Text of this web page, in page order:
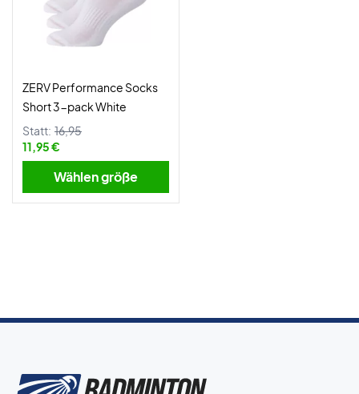
ZERV Performance Socks
Short 3-pack White
Statt: 16,95
11,95 €
Wählen größe